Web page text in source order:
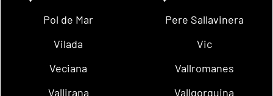
Pol de Mar
Pere Sallavinera
Vilada
Vic
Veciana
Vallromanes
Vallirana
Vallgorguina